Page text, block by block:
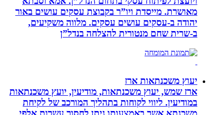
מאושרת. ‏מייסדת ויו”ר בקבוצת עסקים עושים באור
יהודה‏ ב-‏עסקים עושים עסקים‏. ‏מלווה משקיעים,
ב-‏שרית שחם מנטורית להצלחה בנדל”ן‏
יעוץ משכנתאות ארז
ארז שמש, יעוץ משכנתאות, מודיעין, יועץ משכנתאות
במודיעין. ליווי לקוחות בתהליך המורכב של לקיחת